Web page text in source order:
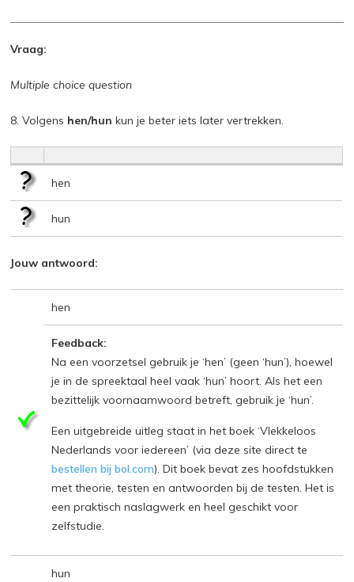
Vraag:
Multiple choice question
8. Volgens hen/hun kun je beter iets later vertrekken.
hen
hun
Jouw antwoord:
hen
Feedback:
Na een voorzetsel gebruik je ‘hen’ (geen ‘hun’), hoewel
je in de spreektaal heel vaak ‘hun’ hoort. Als het een
bezittelijk voornaamwoord betreft, gebruik je ‘hun’.
Een uitgebreide uitleg staat in het boek ‘Vlekkeloos
Nederlands voor iedereen’ (via deze site direct te
bestellen bij bol.com). Dit boek bevat zes hoofdstukken
met theorie, testen en antwoorden bij de testen. Het is
een praktisch naslagwerk en heel geschikt voor
zelfstudie.
hun